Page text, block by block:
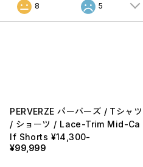
8 5
PERVERZE パーバーズ / Tシャツ
/ ショーツ / Lace-Trim Mid-Ca
lf Shorts ¥14,300-
¥99,999